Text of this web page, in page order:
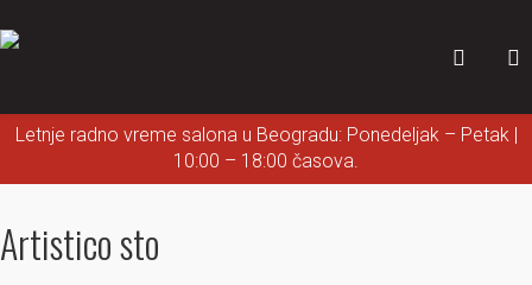
Letnje radno vreme salona u Beogradu: Ponedeljak – Petak |
10:00 – 18:00 časova.
Artistico sto